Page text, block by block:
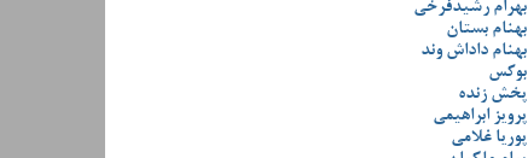
بهرام رشیدفرخی
بهنام بستان
بهنام داداش وند
بوکس
پخش زنده
پرویز ابراهیمی
پوریا غلامی